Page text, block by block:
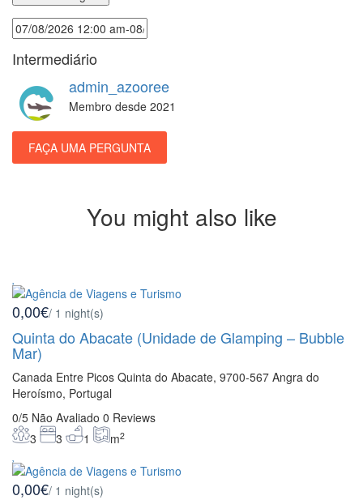
Intermediário
admin_azooree
Membro desde 2021
FAÇA UMA PERGUNTA
You might also like
0,00€/ 1 night(s)
Quinta do Abacate (Unidade de Glamping – Bubble
Mar)
Canada Entre Picos Quinta do Abacate, 9700-567 Angra do
Heroísmo, Portugal
0/5 Não Avaliado 0 Reviews
3
3 1 m2
0,00€/ 1 night(s)